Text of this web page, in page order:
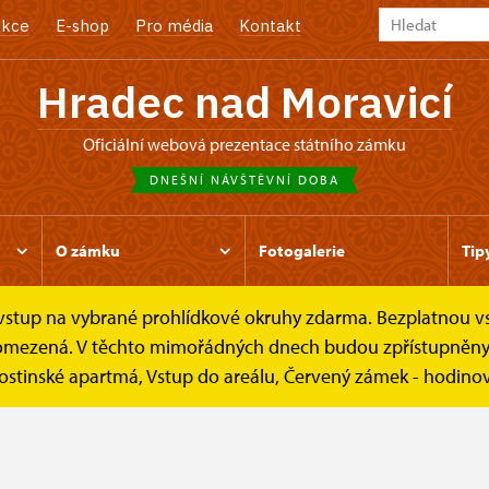
E-shop Pro média Kontakt
Hradec nad Moravicí
oficiální webová prezentace státního zámku
DNEŠNÍ NÁVŠTĚVNÍ DOBA
O zámku Fotogalerie
na vybrané prohlídkové okruhy zdarma. Bezplatnou
V těchto mimořádných dnech budou
apartmá, Vstup do areálu, Červený zámek -
Návštěvní doba